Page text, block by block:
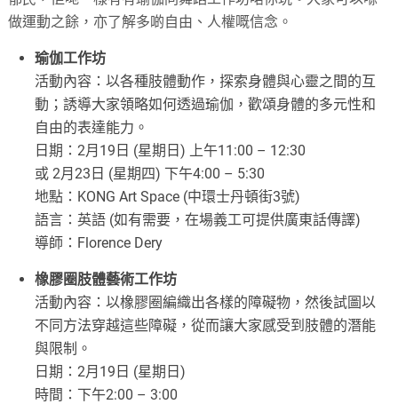
做運動之餘，亦了解多啲自由、人權嘅信念。
瑜伽工作坊
活動內容：以各種肢體動作，探索身體與心靈之間的互
動；誘導大家領略如何透過瑜伽，歡頌身體的多元性和
自由的表達能力。
日期：2月19日 (星期日) 上午11:00 – 12:30
或 2月23日 (星期四) 下午4:00 – 5:30
地點：KONG Art Space (中環士丹頓街3號)
語言：英語 (如有需要，在場義工可提供廣東話傳譯)
導師：Florence Dery
橡膠圈肢體藝術工作坊
活動內容：以橡膠圈編織出各樣的障礙物，然後試圖以
不同方法穿越這些障礙，從而讓大家感受到肢體的潛能
與限制。
日期：2月19日 (星期日)
時間：下午2:00 – 3:00